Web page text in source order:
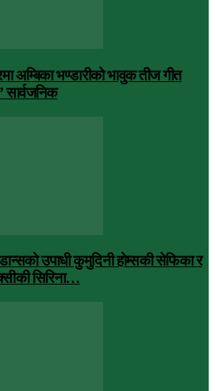
अम्बिका भण्डारीको भावुक तीज गीत
सार्वजनिक
उपाधी कुमुदिनी होम्सकी सेफिका र
सिरिना…